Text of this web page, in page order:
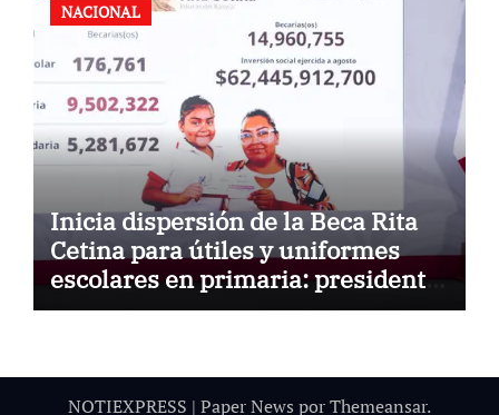
NACIONAL
Inicia dispersión de la Beca Rita
Cetina para útiles y uniformes
escolares en primaria: presidenta
Claudia Sheinbaum
NOTIEXPRESS | Paper News porThemeansar.